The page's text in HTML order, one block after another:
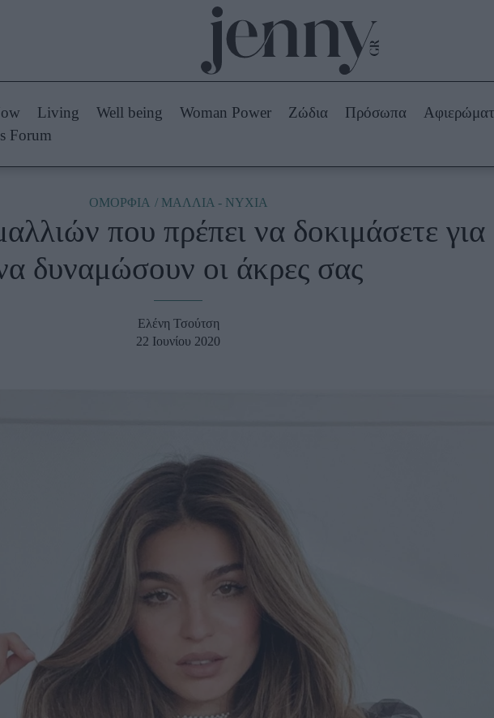
Styling Tips
Fashion News
Beauty -
Ομορφιά
Skincare
Μακιγιάζ
Πρόσωπα
Celebrities
Ζώδια
Γάμος
Living Well being Woman Power Ζώδια Πρόσωπα
Forum
ΟΜΟΡΦΙΑ ΜΑΛΛΙΑ - ΝΥΧΙΑ
που πρέπει να δοκιμάσετε για
δυναμώσουν οι άκρες σας
Ελένη Τσούτση
22 Ιουνίου 2020